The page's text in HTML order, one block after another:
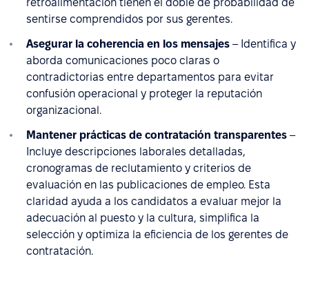
retroalimentación tienen el doble de probabilidad de
sentirse comprendidos por sus gerentes.
Asegurar la coherencia en los mensajes – Identifica y
aborda comunicaciones poco claras o
contradictorias entre departamentos para evitar
confusión operacional y proteger la reputación
organizacional.
Mantener prácticas de contratación transparentes –
Incluye descripciones laborales detalladas,
cronogramas de reclutamiento y criterios de
evaluación en las publicaciones de empleo. Esta
claridad ayuda a los candidatos a evaluar mejor la
adecuación al puesto y la cultura, simplifica la
selección y optimiza la eficiencia de los gerentes de
contratación.